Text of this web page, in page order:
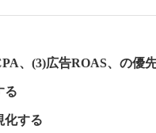
、(3)広告ROAS、の優
る
化する